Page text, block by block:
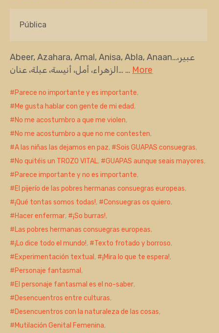
Pública
Abeer, Azahara, Amal, Anisa, Abla, Anaan…عبير،
الزهراء، أمل، أنيسة، عبلة، عنان… … More
Parece no importante y es importante,
Me gusta hablar con gente de mi edad,
No me acostumbro a que me violen,
No me acostumbro a que no me contesten,
A las niñas las dejamos en paz, Sois GUAPAS consuegras,
No quitéis un TROZO VITAL, GUAPAS aunque seais mayores,
Parece importante y no es importante,
El pijerío de las pobres hermanas consuegras europeas,
¡Qué tontas somos todas!, Consuegras os quiero,
Hacer enfermar, ¡So burras!,
Las pobres hermanas consuegras europeas,
¡Lo dice todo el mundo!, Texto frotado y borroso,
Experimentación textual, ¡Mira lo que te espera!,
Personaje fantasmal,
El personaje fantasmal es el no-saber,
Desencuentros entre culturas,
Desencuentros con la naturaleza de las cosas,
Mutilación Genital Femenina,